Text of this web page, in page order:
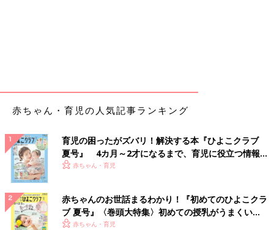
と仕事用のガラホを2台持ちしています。スマホに慣れている
と、ガラホはキー操作が面倒くさく感じるようです」
ガラケーの操作性を気に入っている人にとってはガラホもアリ!?
特に新しい機械の操作に慣れるのに時間がかかる高齢親の場合は
ガラホいいかもしれません。
赤ちゃん・育児の人気記事ランキング
育児の困ったがズバリ！解決する本『ひよこクラブ
夏号』 4カ月～2才になるまで、育児に役立つ情報が
いっぱい！
赤ちゃん・育児
赤ちゃんのお世話まるわかり！『初めてのひよこクラ
ブ 夏号』〈巻頭大特集〉初めての授乳がうまくい
く！ おっぱい・ミルクの基本と夏のトラブル 解決テ
赤ちゃん・育児